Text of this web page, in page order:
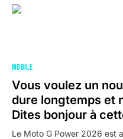
MOBILE
Vous voulez un
dure longtemps et
Dites bonjour à
Le Moto G Power 2026 est